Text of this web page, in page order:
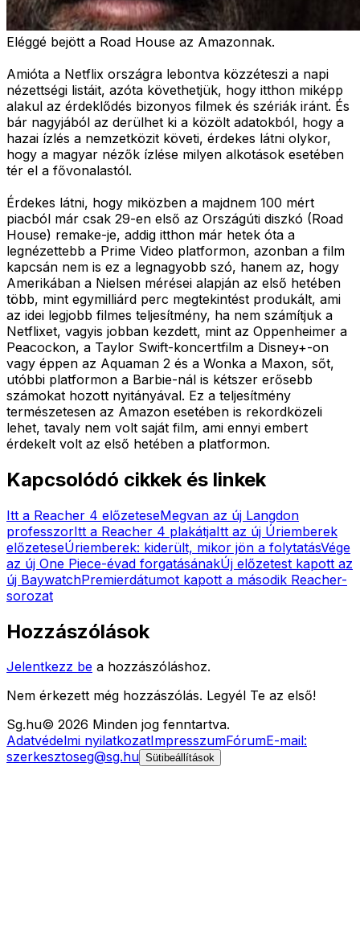
Eléggé bejött a Road House az Amazonnak.
Amióta a Netflix országra lebontva közzéteszi a napi
nézettségi listáit, azóta követhetjük, hogy itthon miképp
alakul az érdeklődés bizonyos filmek és szériák iránt. És
bár nagyjából az derülhet ki a közölt adatokból, hogy a
hazai ízlés a nemzetközit követi, érdekes látni olykor,
hogy a magyar nézők ízlése milyen alkotások esetében
tér el a fővonalastól.
Érdekes látni, hogy miközben a majdnem 100 mért
piacból már csak 29-en első az Országúti diszkó (Road
House) remake-je, addig itthon már hetek óta a
legnézettebb a Prime Video platformon, azonban a film
kapcsán nem is ez a legnagyobb szó, hanem az, hogy
Amerikában a Nielsen mérései alapján az első hetében
több, mint egymilliárd perc megtekintést produkált, ami
az idei legjobb filmes teljesítmény, ha nem számítjuk a
Netflixet, vagyis jobban kezdett, mint az Oppenheimer a
Peacockon, a Taylor Swift-koncertfilm a Disney+-on
vagy éppen az Aquaman 2 és a Wonka a Maxon, sőt,
utóbbi platformon a Barbie-nál is kétszer erősebb
számokat hozott nyitányával. Ez a teljesítmény
természetesen az Amazon esetében is rekordközeli
lehet, tavaly nem volt saját film, ami ennyi embert
érdekelt volt az első hetében a platformon.
Kapcsolódó cikkek és linkek
Itt a Reacher 4 előzeteseMegvan az új Langdon
professzorItt a Reacher 4 plakátjaItt az új Úriemberek
előzeteseÚriemberek: kiderült, mikor jön a folytatásVége
az új One Piece-évad forgatásánakÚj előzetest kapott az
új BaywatchPremierdátumot kapott a második Reacher-
sorozat
Hozzászólások
Jelentkezz be a hozzászóláshoz.
Nem érkezett még hozzászólás. Legyél Te az első!
Sg.hu© 2026 Minden jog fenntartva.
Adatvédelmi nyilatkozatImpresszumFórumE-mail:
szerkesztoseg@sg.hu Sütibeállítások